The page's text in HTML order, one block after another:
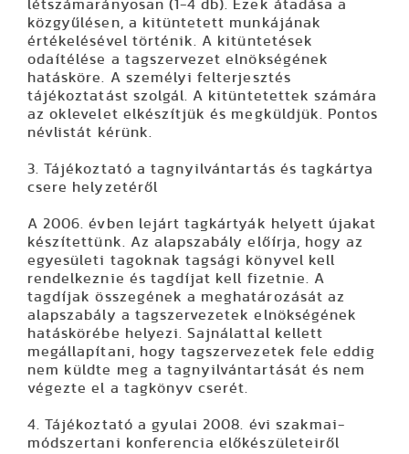
létszámarányosan (1-4 db). Ezek átadása a
közgyűlésen, a kitüntetett munkájának
értékelésével történik. A kitüntetések
odaítélése a tagszervezet elnökségének
hatásköre. A személyi felterjesztés
tájékoztatást szolgál. A kitüntetettek számára
az oklevelet elkészítjük és megküldjük. Pontos
névlistát kérünk.
3. Tájékoztató a tagnyilvántartás és tagkártya
csere helyzetéről
A 2006. évben lejárt tagkártyák helyett újakat
készítettünk. Az alapszabály előírja, hogy az
egyesületi tagoknak tagsági könyvel kell
rendelkeznie és tagdíjat kell fizetnie. A
tagdíjak összegének a meghatározását az
alapszabály a tagszervezetek elnökségének
hatáskörébe helyezi. Sajnálattal kellett
megállapítani, hogy tagszervezetek fele eddig
nem küldte meg a tagnyilvántartását és nem
végezte el a tagkönyv cserét.
4. Tájékoztató a gyulai 2008. évi szakmai-
módszertani konferencia előkészületeiről